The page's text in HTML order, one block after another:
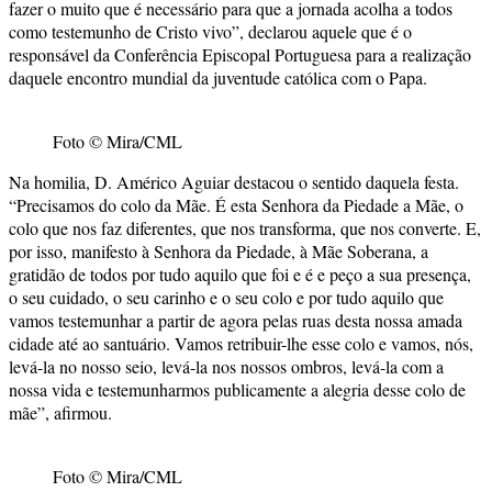
fazer o muito que é necessário para que a jornada acolha a todos
como testemunho de Cristo vivo”, declarou aquele que é o
responsável da Conferência Episcopal Portuguesa para a realização
daquele encontro mundial da juventude católica com o Papa.
Foto © Mira/CML
Na homilia, D. Américo Aguiar destacou o sentido daquela festa.
“Precisamos do colo da Mãe. É esta Senhora da Piedade a Mãe, o
colo que nos faz diferentes, que nos transforma, que nos converte. E,
por isso, manifesto à Senhora da Piedade, à Mãe Soberana, a
gratidão de todos por tudo aquilo que foi e é e peço a sua presença,
o seu cuidado, o seu carinho e o seu colo e por tudo aquilo que
vamos testemunhar a partir de agora pelas ruas desta nossa amada
cidade até ao santuário. Vamos retribuir-lhe esse colo e vamos, nós,
levá-la no nosso seio, levá-la nos nossos ombros, levá-la com a
nossa vida e testemunharmos publicamente a alegria desse colo de
mãe”, afirmou.
Foto © Mira/CML